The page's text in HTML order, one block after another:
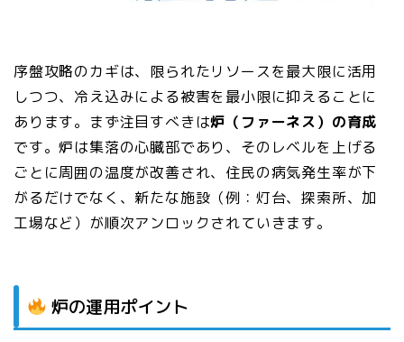
序盤攻略のカギは、限られたリソースを最大限に活用
しつつ、冷え込みによる被害を最小限に抑えることに
あります。まず注目すべきは炉（ファーネス）の育成
です。炉は集落の心臓部であり、そのレベルを上げる
ごとに周囲の温度が改善され、住民の病気発生率が下
がるだけでなく、新たな施設（例：灯台、探索所、加
工場など）が順次アンロックされていきます。
炉の運用ポイント